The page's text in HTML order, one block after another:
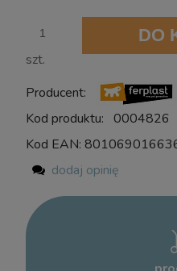
szt.
DO
Producent:
Kod produktu: 0004826
Kod EAN:
dodaj opinię